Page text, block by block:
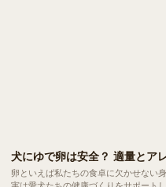
犬にゆで卵は安全？ 適量とア
卵といえば私たちの食卓に欠かせない身近な完全栄養